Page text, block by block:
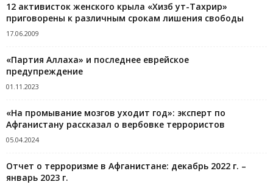
12 активисток женского крыла «Хизб ут-Тахрир»
приговорены к различным срокам лишения свободы
17.06.2009
«Партия Аллаха» и последнее еврейское
предупреждение
01.11.2023
«На промывание мозгов уходит год»: эксперт по
Афганистану рассказал о вербовке террористов
05.04.2024
Отчет о терроризме в Афганистане: декабрь 2022 г. –
январь 2023 г.